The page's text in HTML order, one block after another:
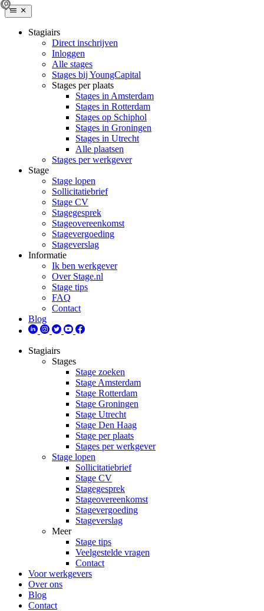
Stagiairs
Direct inschrijven
Inloggen
Alle stages
Stages bij YoungCapital
Stages per plaats
Stages in Amsterdam
Stages in Rotterdam
Stages op Schiphol
Stages in Groningen
Stages in Utrecht
Alle plaatsen
Stages per werkgever
Stage
Stage lopen
Sollicitatiebrief
Stage CV
Stagegesprek
Stageovereenkomst
Stagevergoeding
Stageverslag
Informatie
Ik ben werkgever
Over Stage.nl
Stage tips
FAQ
Contact
Blog
Stagiairs
Stages
Stage zoeken
Stage Amsterdam
Stage Rotterdam
Stage Groningen
Stage Utrecht
Stage Den Haag
Stage per plaats
Stages per werkgever
Stage lopen
Sollicitatiebrief
Stage CV
Stagegesprek
Stageovereenkomst
Stagevergoeding
Stageverslag
Meer
Stage tips
Veelgestelde vragen
Contact
Voor werkgevers
Over ons
Blog
Contact